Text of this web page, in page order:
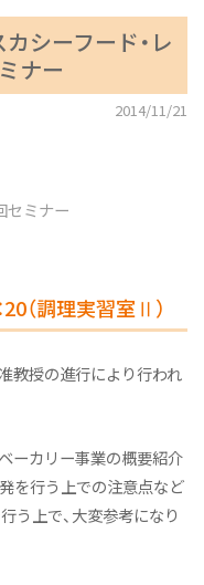
シーフード・レ
ナー
2014/11/21
セミナー
（調理実習室Ⅱ）
教授の進行により行われ
ーカリー事業の概要紹介
を行う上での注意点など
う上で、大変参考になり
プロジェクト